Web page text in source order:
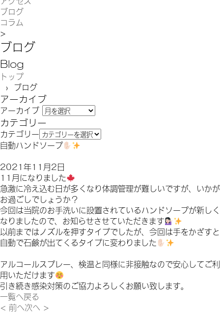
ブログ
コラム
>
ブログ
Blog
トップ
› ブログ
アーカイブ
アーカイブ
カテゴリー
カテゴリー
自動ハンドソープ
2021年11月2日
11 月になりました
急激に冷え込む日が多くなり体調管理が難しいですが、いかが
お過ごしでしょうか？
今回は当院のお手洗いに設置されているハンドソープが新しく
なりましたので、お知らせさせていただきます
以前まではノズルを押すタイプでしたが、今回は手をかざすと
自動で石鹸が出てくるタイプに変わりました
アルコールスプレー、検温と同様に非接触なので安心してご利
用いただけます
引き続き感染対策のご協力よろしくお願い致します。
一覧へ戻る
< 前へ次へ >